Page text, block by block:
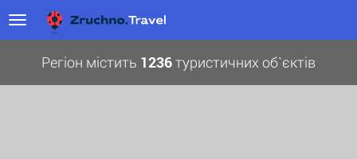
Регіон містить 1236туристичних об`єктів